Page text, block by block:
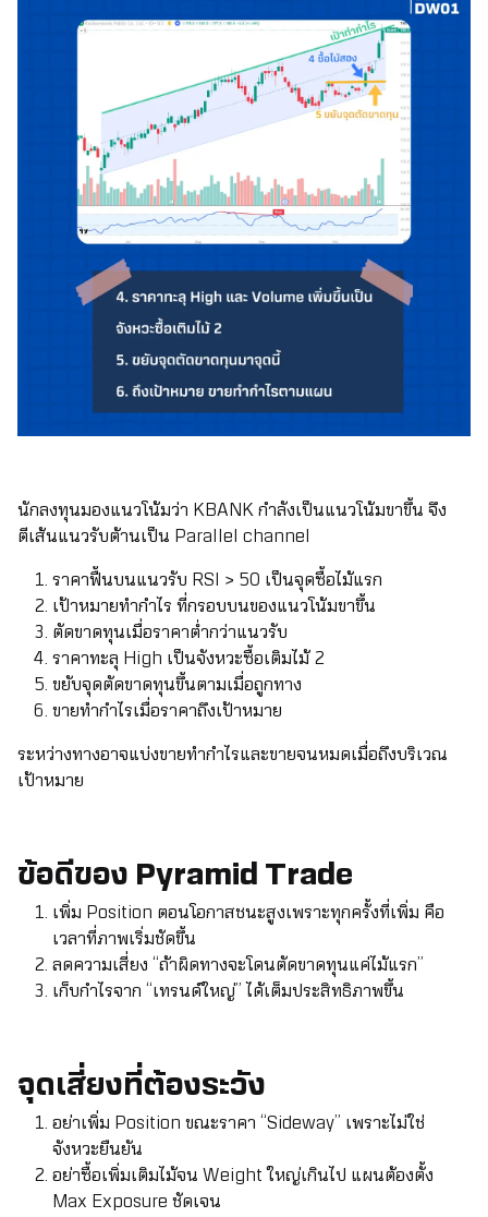
นักลงทุนมองแนวโน้มว่า KBANK กำลังเป็นแนวโน้มขาขึ้น จึง
ตีเส้นแนวรับต้านเป็น Parallel channel
ราคาฟื้นบนแนวรับ RSI > 50 เป็นจุดซื้อไม้แรก
เป้าหมายทำกำไร ที่กรอบบนของแนวโน้มขาขึ้น
ตัดขาดทุนเมื่อราคาต่ำกว่าแนวรับ
ราคาทะลุ High เป็นจังหวะซื้อเติมไม้ 2
ขยับจุดตัดขาดทุนขึ้นตามเมื่อถูกทาง
ขายทำกำไรเมื่อราคาถึงเป้าหมาย
ระหว่างทางอาจแบ่งขายทำกำไรและขายจนหมดเมื่อถึงบริเวณ
เป้าหมาย
ข้อดีของ Pyramid Trade
เพิ่ม Position ตอนโอกาสชนะสูงเพราะทุกครั้งที่เพิ่ม คือ
เวลาที่ภาพเริ่มชัดขึ้น
ลดความเสี่ยง “ถ้าผิดทางจะโดนตัดขาดทุนแค่ไม้แรก”
เก็บกำไรจาก “เทรนด์ใหญ่” ได้เต็มประสิทธิภาพขึ้น
จุดเสี่ยงที่ต้องระวัง
อย่าเพิ่ม Position ขณะราคา “Sideway” เพราะไม่ใช่
จังหวะยืนยัน
อย่าซื้อเพิ่มเติมไม้จน Weight ใหญ่เกินไป แผนต้องตั้ง
Max Exposure ชัดเจน